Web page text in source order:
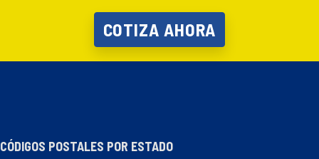
COTIZA AHORA
CÓDIGOS POSTALES POR ESTADO